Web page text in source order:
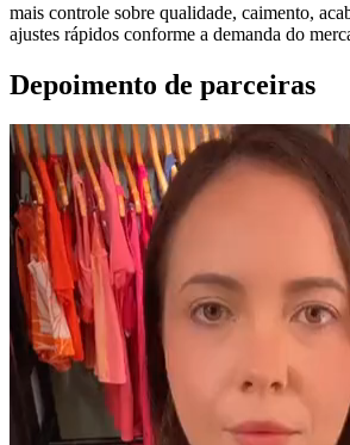
mais controle sobre qualidade, caimento,
ajustes rápidos conforme a demanda do
Depoimento de parceiras